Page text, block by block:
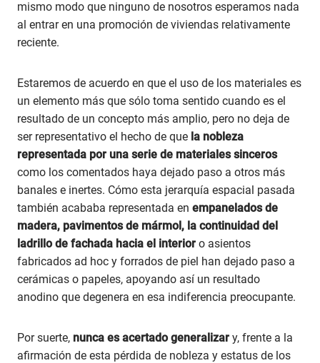
mismo modo que ninguno de nosotros esperamos nada
al entrar en una promoción de viviendas relativamente
reciente.
Estaremos de acuerdo en que el uso de los materiales es
un elemento más que sólo toma sentido cuando es el
resultado de un concepto más amplio, pero no deja de
ser representativo el hecho de que la nobleza
representada por una serie de materiales sinceros
como los comentados haya dejado paso a otros más
banales e inertes. Cómo esta jerarquía espacial pasada
también acababa representada en empanelados de
madera, pavimentos de mármol, la continuidad del
ladrillo de fachada hacia el interior o asientos
fabricados ad hoc y forrados de piel han dejado paso a
cerámicas o papeles, apoyando así un resultado
anodino que degenera en esa indiferencia preocupante.
Por suerte, nunca es acertado generalizar y, frente a la
afirmación de esta pérdida de nobleza y estatus de los